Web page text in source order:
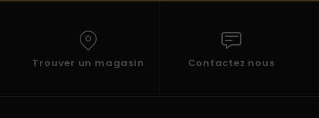
Trouver un magasin Contactez nous